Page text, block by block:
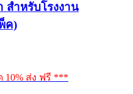
สำหรับโรงงาน
ค)
10% ส่ง ฟรี ***